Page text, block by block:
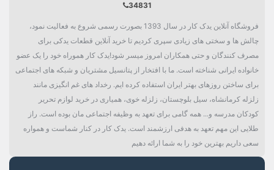
34831
فروشگاه آنلاین یدک کار در سال 1393 بصورت رسمی شروع به فعالیت نمود،
چالش ها و سختی های زیادی سپری کردیم تا خرید آنلاین قطعات یدکی برای
مصرف کنندگان و حتی همکاران امروز میسر شود!یدک کار هموراه خود را یک عضو
خانواده ایرانی شناخته است. ما با افتخار از پتانسیل مشتریان و شبکه های اجتماعی
برای ساختن روزهای بهتر ایران استفاده کرده ایم. رخداد های غم انگیزی مانند
زلزله کرمانشاه، سیل بلوچستان، زلزله خوی، همیاری در خرید لوازم تحریر
کودکان مدرسه و... همه گامی برای تعهد به وظیفه اجتماعی مان بوده است. راز
طلایی این مهم تعهد به هدفی ارزشمند است. یدک کار در کنار شماست و همواره
سعی داریم بهترین خود را به شما ارائه دهیم